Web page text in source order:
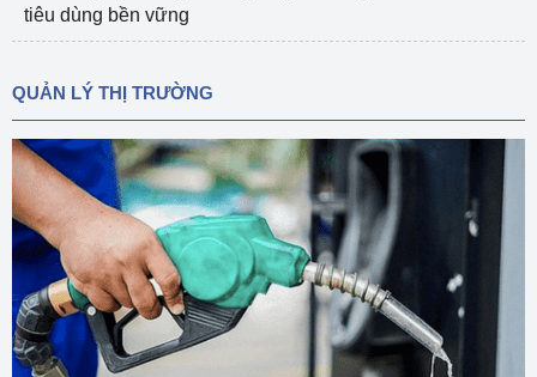
tiêu dùng bền vững
QUẢN LÝ THỊ TRƯỜNG